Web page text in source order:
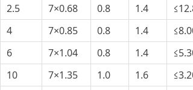
2.5 7×0.68 0.8 1.4
4
7×0.85 0.8 1.4
≤8.00
6
7×1.04 0.8 1.4
≤5.30
10
7×1.35 1.0 1.6
≤3.20